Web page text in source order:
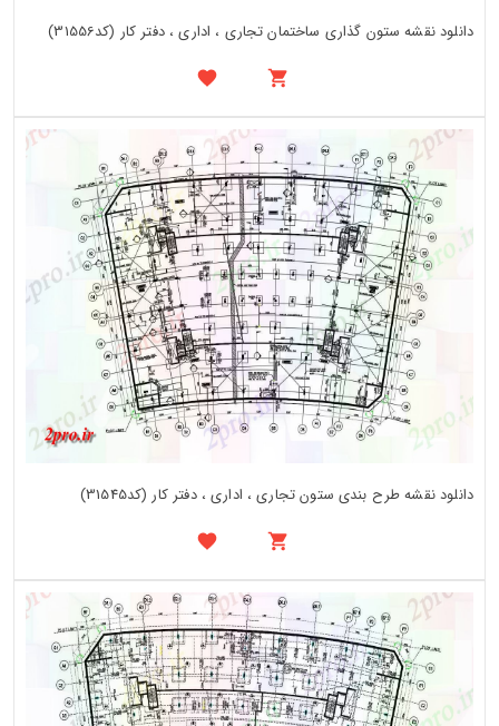
دانلود نقشه ستون گذاری ساختمان تجاری ، اداری ، دفتر کار (کد31556)
دانلود نقشه طرح بندی ستون تجاری ، اداری ، دفتر کار (کد31545)